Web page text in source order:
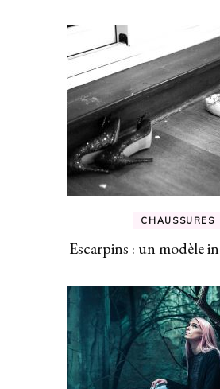
CHAUSSURES
Escarpins : un modèle